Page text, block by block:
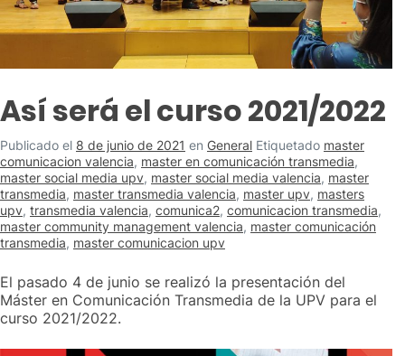
Así será el curso 2021/2022
Publicado el 8 de junio de 2021 en General Etiquetado master
comunicacion valencia, master en comunicación transmedia,
master social media upv, master social media valencia, master
transmedia, master transmedia valencia, master upv, masters
upv, transmedia valencia, comunica2, comunicacion transmedia,
master community management valencia, master comunicación
transmedia, master comunicacion upv
El pasado 4 de junio se realizó la presentación del
Máster en Comunicación Transmedia de la UPV para el
curso 2021/2022.